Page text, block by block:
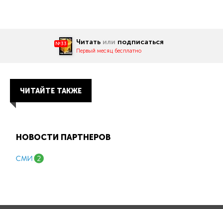
№33 Читать или подписаться
Первый месяц бесплатно
ЧИТАЙТЕ ТАКЖЕ
НОВОСТИ ПАРТНЕРОВ